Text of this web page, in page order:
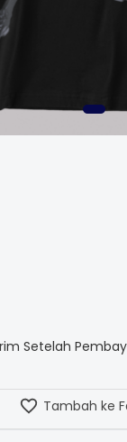
Setelah
Tambah ke